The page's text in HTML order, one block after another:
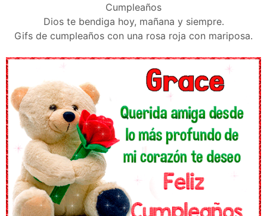
Cumpleaños
Dios te bendiga hoy, mañana y siempre.
Gifs de cumpleaños con una rosa roja con mariposa.